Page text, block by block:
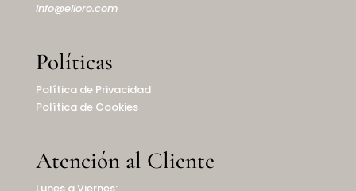
info@elioro.com
Políticas
Política de Privacidad
Política de Cookies
Atención al Cliente